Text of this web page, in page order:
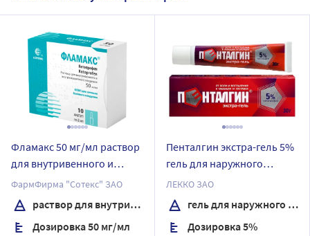
Фламакс 50 мг/мл раствор
для внутривенного и
внутримышечного
введения 2 мл ампулы 10
шт.
ФармФирма "Сотекс" ЗАО
раствор для внутривенного и внутримышечного введения
Дозировка 50 мг/мл
Пенталгин экстра-гель 5%
гель для наружного
применения 30 гр
ЛЕККО ЗАО
гель для наружного применения
Дозировка 5%